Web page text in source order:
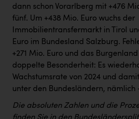
dann schon Vorarlberg mit +476
fünf. Um +438 Mio. Euro wuchs der
Immobilientransfermarkt in Tirol
Euro im Bundesland Salzburg.
+271 Mio. Euro und das
doppelte Besonderheit: Es
Wachstumsrate von 2024 und
unter den Bundesländern, nämlich
Die absoluten Zahlen und die